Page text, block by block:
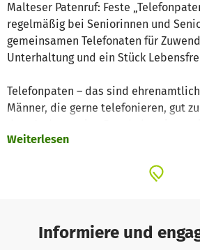
Malteser Patenruf: Feste
regelmäßig bei Seniorinnen und
gemeinsamen Telefonaten für
Unterhaltung und ein Stück
Telefonpaten – das sind
Männer, die gerne telefonieren, gut
vereinbarten Zeiten (z.B. wöchentlich)
unsere Ehrenamtlichen in
Situationen qualifiziert begleiten
Weiterlesen
Informiere und